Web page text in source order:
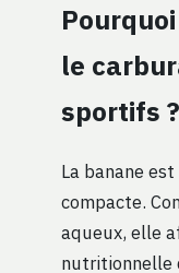
le
sportifs ?
La banane
compacte.
aqueux, elle
nutritionnelle